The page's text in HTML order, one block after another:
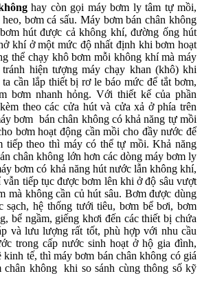
hay còn gọi máy bơm ly tâm tự mồi,
bơm cá sấu. Máy bơm bán chân không
hút được cả không khí, đường ống hút
khí ở một mức độ nhất định khi bơm hoạt
thể chạy khô bơm mỗi không khí mà máy
hiện tượng máy chạy khan (khô) khi
cần lắp thiết bị rơ le báo mức để tắt bơm,
bơm nhanh hỏng. Với thiết kế của phần
theo các cửa hút và cửa xả ở phía trên
bơm bán chân không có khả năng tự mồi
bơm hoạt động cần mồi cho đầy nước để
tiếp theo thì máy có thể tự mồi. Khả năng
chân không lớn hơn các dòng máy bơm ly
bơm có khả năng hút nước lẫn không khí,
tiếp tục được bơm lên khi ở độ sâu vượt
mà không cần củ hút sâu. Bơm được dùng
sạch, hệ thống tưới tiêu, bơm bể bơi, bơm
bể ngầm, giếng khơi đến các thiết bị chứa
và lưu lượng rất tốt, phù hợp với nhu cầu
trong cấp nước sinh hoạt ở hộ gia đình,
tế, thì máy bơm bán chân không có giá
chân không khi so sánh cùng thông số kỹ